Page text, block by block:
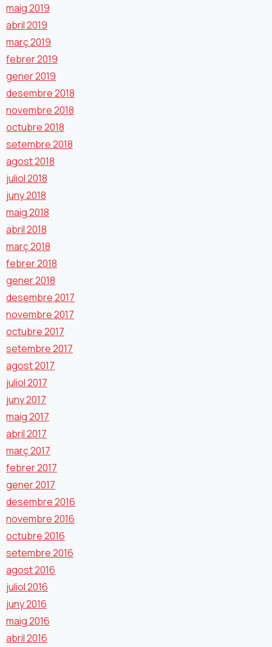
maig 2019
abril 2019
març 2019
febrer 2019
gener 2019
desembre 2018
novembre 2018
octubre 2018
setembre 2018
agost 2018
juliol 2018
juny 2018
maig 2018
abril 2018
març 2018
febrer 2018
gener 2018
desembre 2017
novembre 2017
octubre 2017
setembre 2017
agost 2017
juliol 2017
juny 2017
maig 2017
abril 2017
març 2017
febrer 2017
gener 2017
desembre 2016
novembre 2016
octubre 2016
setembre 2016
agost 2016
juliol 2016
juny 2016
maig 2016
abril 2016